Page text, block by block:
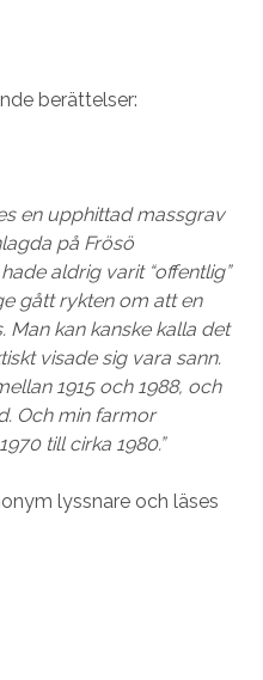
berättelser:
en upphittad massgrav
på Frösö
aldrig varit “offentlig”
gått rykten om att en
Man kan kanske kalla det
visade sig vara sann.
1915 och 1988, och
Och min farmor
till cirka 1980.”
lyssnare och läses